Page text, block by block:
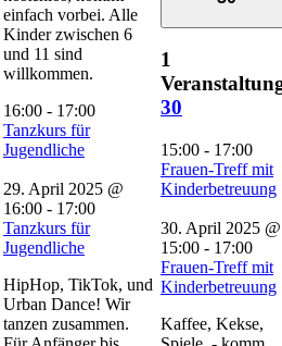
einfach vorbei. Alle
Kinder zwischen 6
und 11 sind
willkommen.
16:00 - 17:00
Tanzkurs für
Jugendliche
29. April 2025 @
16:00 - 17:00
Tanzkurs für
Jugendliche
HipHop, TikTok, und
Urban Dance! Wir
tanzen zusammen.
1
30
15:00 - 17:00
Frauen-Treff mit
Kinderbetreuung
30. April 2025 @
15:00 - 17:00
Frauen-Treff mit
Kinderbetreuung
Kaffee, Kekse,